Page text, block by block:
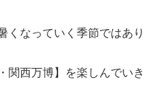
くなっていく季節ではあり
関西万博】を楽しんでいき